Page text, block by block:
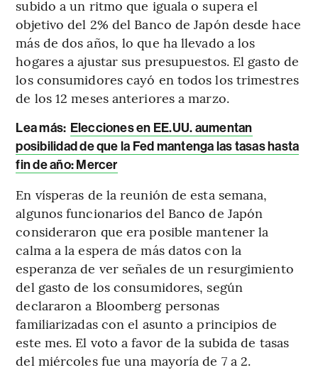
subido a un ritmo que iguala o supera el
objetivo del 2% del Banco de Japón desde hace
más de dos años, lo que ha llevado a los
hogares a ajustar sus presupuestos. El gasto de
los consumidores cayó en todos los trimestres
de los 12 meses anteriores a marzo.
Lea más: Elecciones en EE.UU. aumentan
posibilidad de que la Fed mantenga las tasas hasta
fin de año: Mercer
En vísperas de la reunión de esta semana,
algunos funcionarios del Banco de Japón
consideraron que era posible mantener la
calma a la espera de más datos con la
esperanza de ver señales de un resurgimiento
del gasto de los consumidores, según
declararon a Bloomberg personas
familiarizadas con el asunto a principios de
este mes. El voto a favor de la subida de tasas
del miércoles fue una mayoría de 7 a 2.